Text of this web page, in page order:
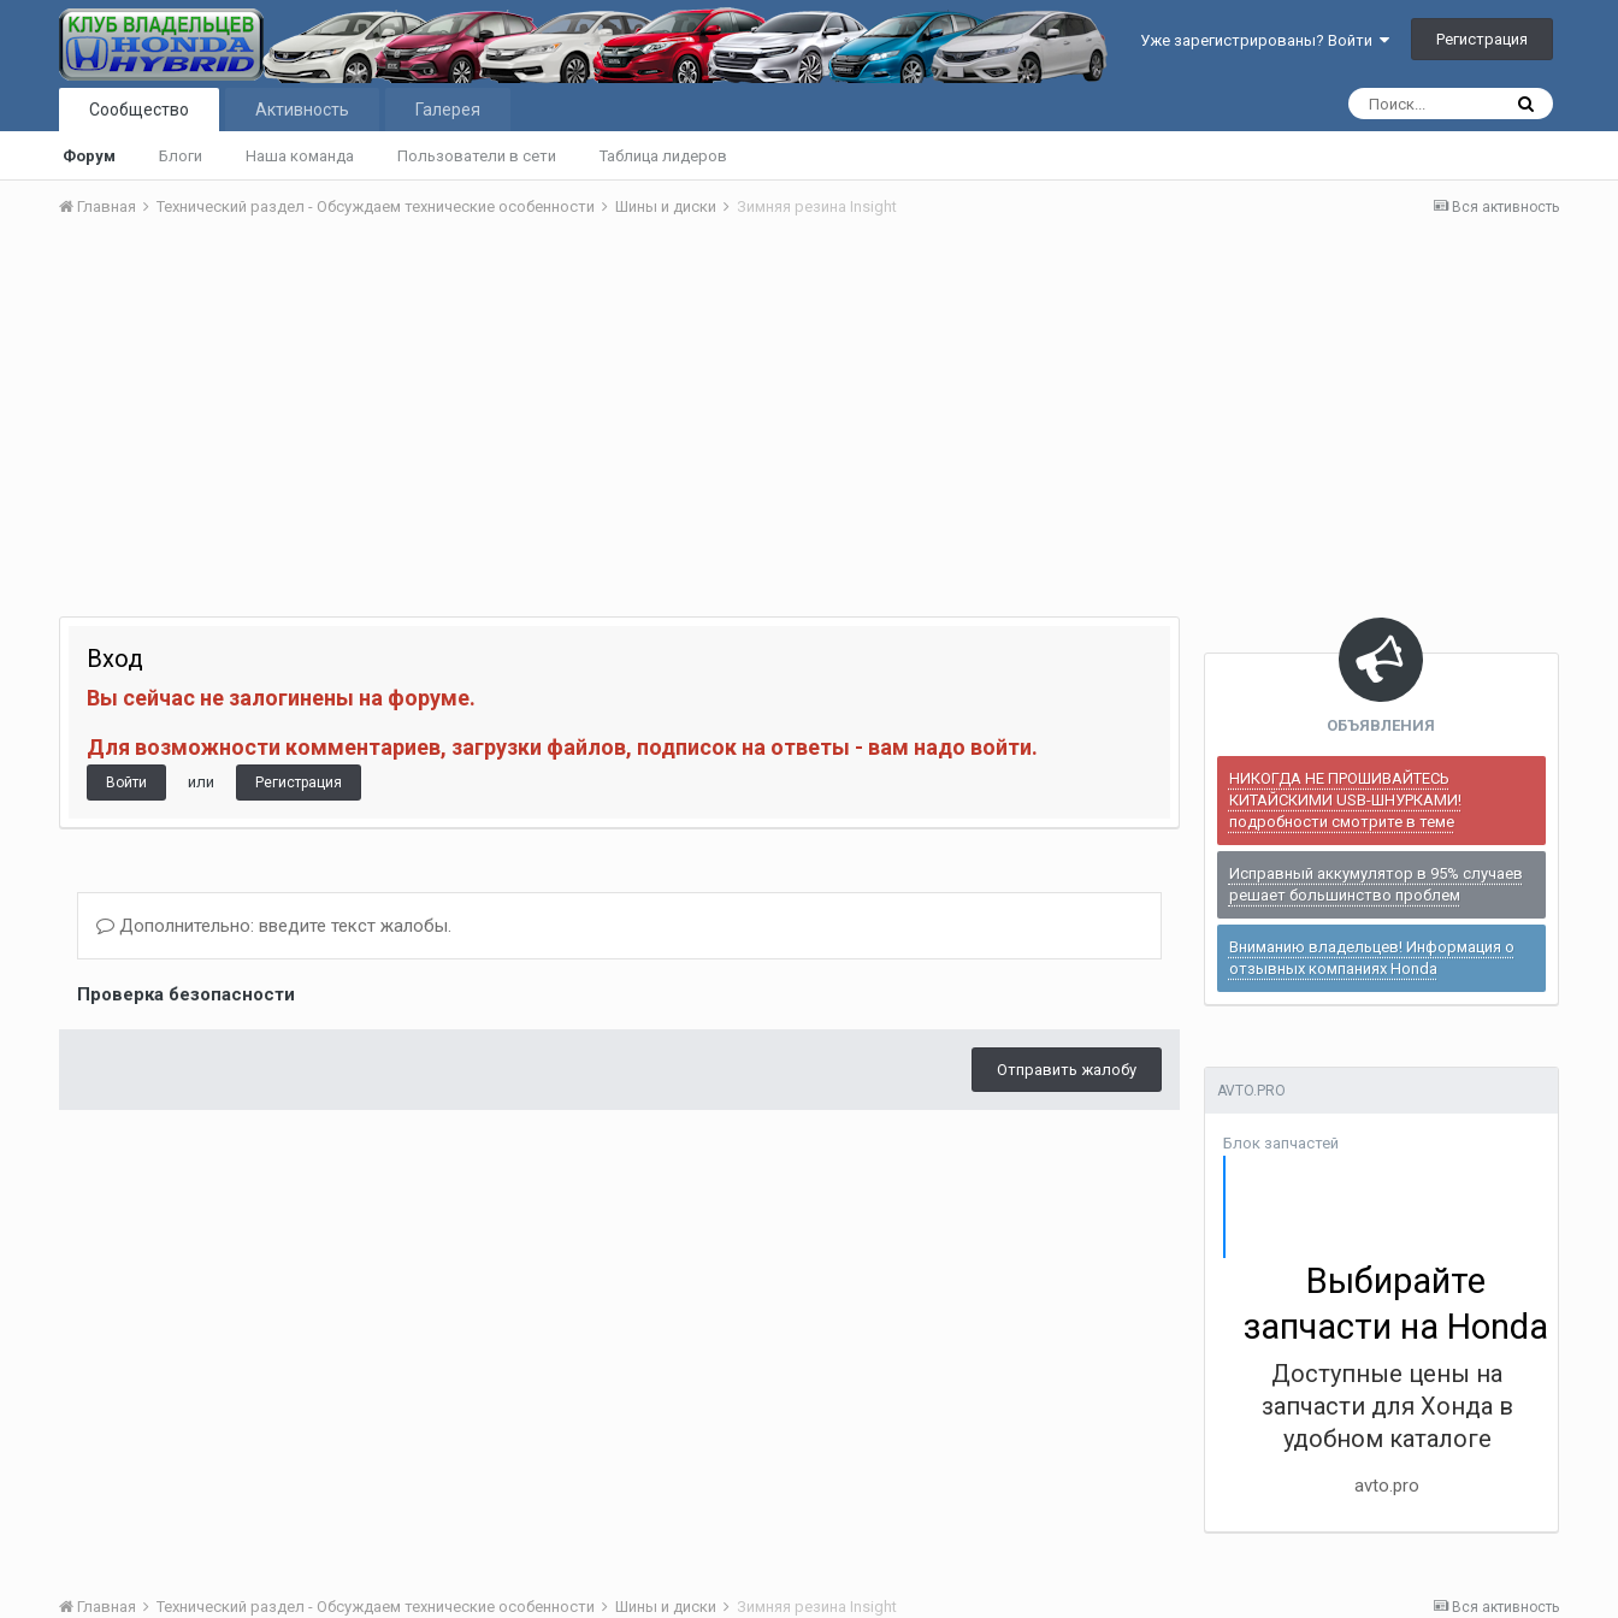
Уже зарегистрированы? Войти Регистрация
Сообщество
Форум Блоги Наша команда Пользователи в сети Таблица лидеров
Активность Галерея
Вся активность
Главная Технический раздел - Обсуждаем технические особенности Шины и диски Зимняя резина Insight
Вход
Вы сейчас не залогинены на форуме.
Для возможности комментариев, загрузки файлов, подписок на ответы - вам надо войти.
Войти или Регистрация
Дополнительно: введите текст жалобы.
Проверка безопасности
Отправить жалобу
ОБЪЯВЛЕНИЯ
НИКОГДА НЕ ПРОШИВАЙТЕСЬ
КИТАЙСКИМИ USB-ШНУРКАМИ!
подробности смотрите в теме
Исправный аккумулятор в 95% случаев
решает большинство проблем
Вниманию владельцев! Информация о
отзывных компаниях Honda
AVTO.PRO
Блок запчастей
Выбирайте
запчасти на Honda
Доступные цены на
запчасти для Хонда в
удобном каталоге
avto.pro
Вся активность
Главная Технический раздел - Обсуждаем технические особенности Шины и диски Зимняя резина Insight